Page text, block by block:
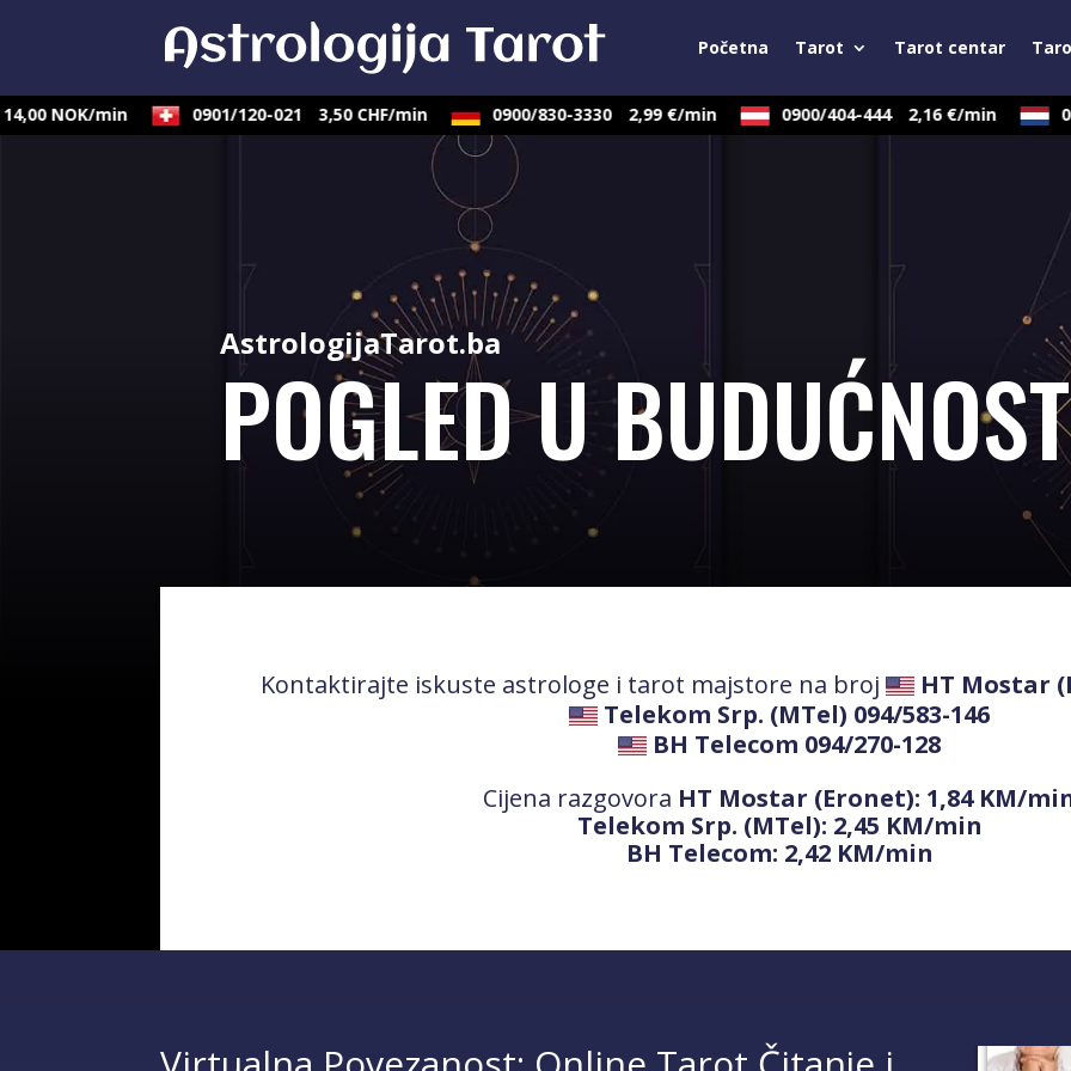
Početna Tarot Tarot centar
NOK/min 0901/120-021 3,50 CHF/min 0900/830-3330 2,99 €/min 0900/404-444 2,16 €/min
AstrologijaTarot.ba
POGLED U BUDUĆNOST
Kontaktirajte iskuste astrologe i tarot majstore na broj
HT Mostar
Telekom Srp. (MTel) 094/583-146
BH Telecom 094/270-128
Cijena razgovora HT Mostar (Eronet): 1,84 KM/
Telekom Srp. (MTel): 2,45 KM/min
BH Telecom: 2,42 KM/min
TEHNIKE: